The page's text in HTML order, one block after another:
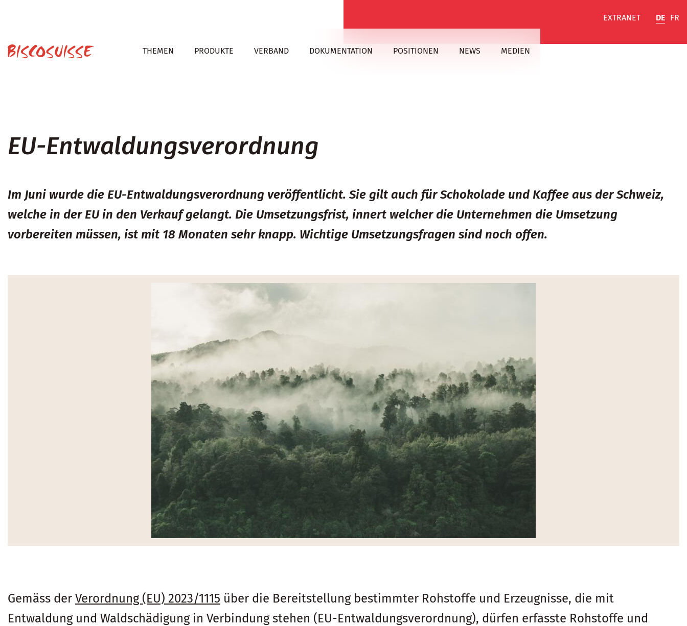
EXTRANET DE FR
THEMEN PRODUKTE VERBAND DOKUMENTATION POSITIONEN NEWS MEDIEN
EU-Entwaldungsverordnung
Im Juni wurde die EU-Entwaldungsverordnung veröffentlicht. Sie gilt auch für Schokolade und Kaffee aus der Schweiz,
welche in der EU in den Verkauf gelangt. Die Umsetzungsfrist, innert welcher die Unternehmen die Umsetzung
vorbereiten müssen, ist mit 18 Monaten sehr knapp. Wichtige Umsetzungsfragen sind noch offen.
Gemäss der Verordnung (EU) 2023/1115 über die Bereitstellung bestimmter Rohstoffe und Erzeugnisse, die mit
Entwaldung und Waldschädigung in Verbindung stehen (EU-Entwaldungsverordnung), dürfen erfasste Rohstoffe und